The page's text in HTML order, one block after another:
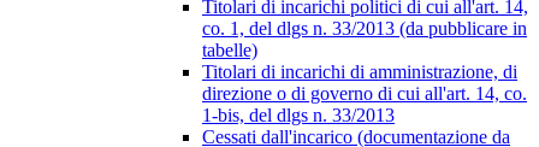
Titolari di incarichi politici di cui all'art. 14,
co. 1, del dlgs n. 33/2013 (da pubblicare in
tabelle)
Titolari di incarichi di amministrazione, di
direzione o di governo di cui all'art. 14, co.
1-bis, del dlgs n. 33/2013
Cessati dall'incarico (documentazione da